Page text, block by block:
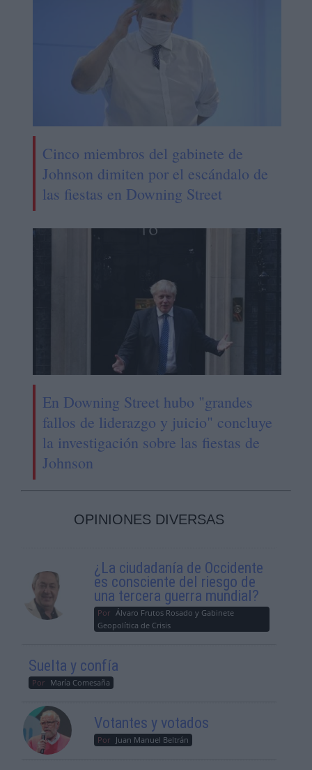
Cinco miembros del gabinete de
Johnson dimiten por el escándalo de
las fiestas en Downing Street
En Downing Street hubo "grandes
fallos de liderazgo y juicio" concluye
la investigación sobre las fiestas de
Johnson
OPINIONES DIVERSAS
¿La ciudadanía de Occidente
es consciente del riesgo de
una tercera guerra mundial?
Por Álvaro Frutos Rosado y Gabinete
Geopolítica de Crisis
Suelta y confía
Por María Comesaña
Votantes y votados
Por Juan Manuel Beltrán